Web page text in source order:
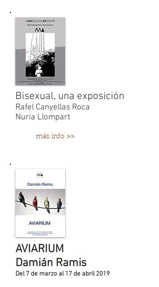
Bisexual, una exposición
Rafel Canyellas Roca
Nuria Llompart
más info >>
AVIARIUM
Damián Ramis
Del 7 de marzo al 17 de abril 2019